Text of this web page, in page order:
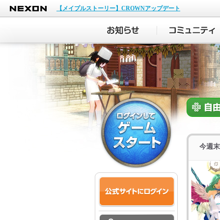
NEXON
【メイプルストーリー】CROWNアップデート
今週